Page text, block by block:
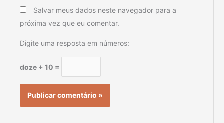
Salvar meus dados neste navegador para a
próxima vez que eu comentar.
Digite uma resposta em números:
doze + 10 =